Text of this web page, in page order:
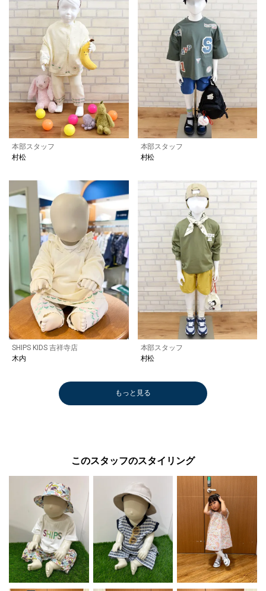
本部スタッフ
村松
本部スタッフ
村松
SHIPS KIDS 吉祥寺店
木内
本部スタッフ
村松
もっと見る
このスタッフのスタイリング